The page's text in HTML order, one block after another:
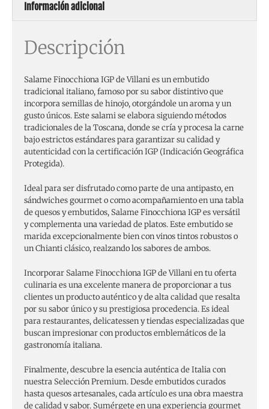
Información adicional
Descripción
Salame Finocchiona IGP de Villani es un embutido
tradicional italiano, famoso por su sabor distintivo que
incorpora semillas de hinojo, otorgándole un aroma y un
gusto únicos. Este salami se elabora siguiendo métodos
tradicionales de la Toscana, donde se cría y procesa la carne
bajo estrictos estándares para garantizar su calidad y
autenticidad con la certificación IGP (Indicación Geográfica
Protegida).
Ideal para ser disfrutado como parte de una antipasto, en
sándwiches gourmet o como acompañamiento en una tabla
de quesos y embutidos, Salame Finocchiona IGP es versátil
y complementa una variedad de platos. Este embutido se
marida excepcionalmente bien con vinos tintos robustos o
un Chianti clásico, realzando los sabores de ambos.
Incorporar Salame Finocchiona IGP de Villani en tu oferta
culinaria es una excelente manera de proporcionar a tus
clientes un producto auténtico y de alta calidad que resalta
por su sabor único y su prestigiosa procedencia. Es ideal
para restaurantes, delicatessen y tiendas especializadas que
buscan impresionar con productos emblemáticos de la
gastronomía italiana.
Finalmente, descubre la esencia auténtica de Italia con
nuestra Selección Premium. Desde embutidos curados
hasta quesos artesanales, cada artículo es una obra maestra
de calidad y sabor. Sumérgete en una experiencia gourmet